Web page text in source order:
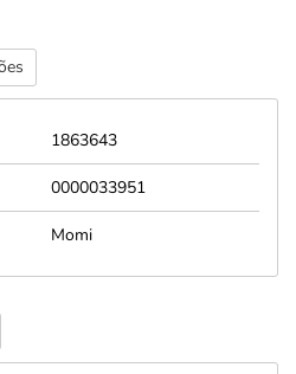
1863643
0000033951
Momi